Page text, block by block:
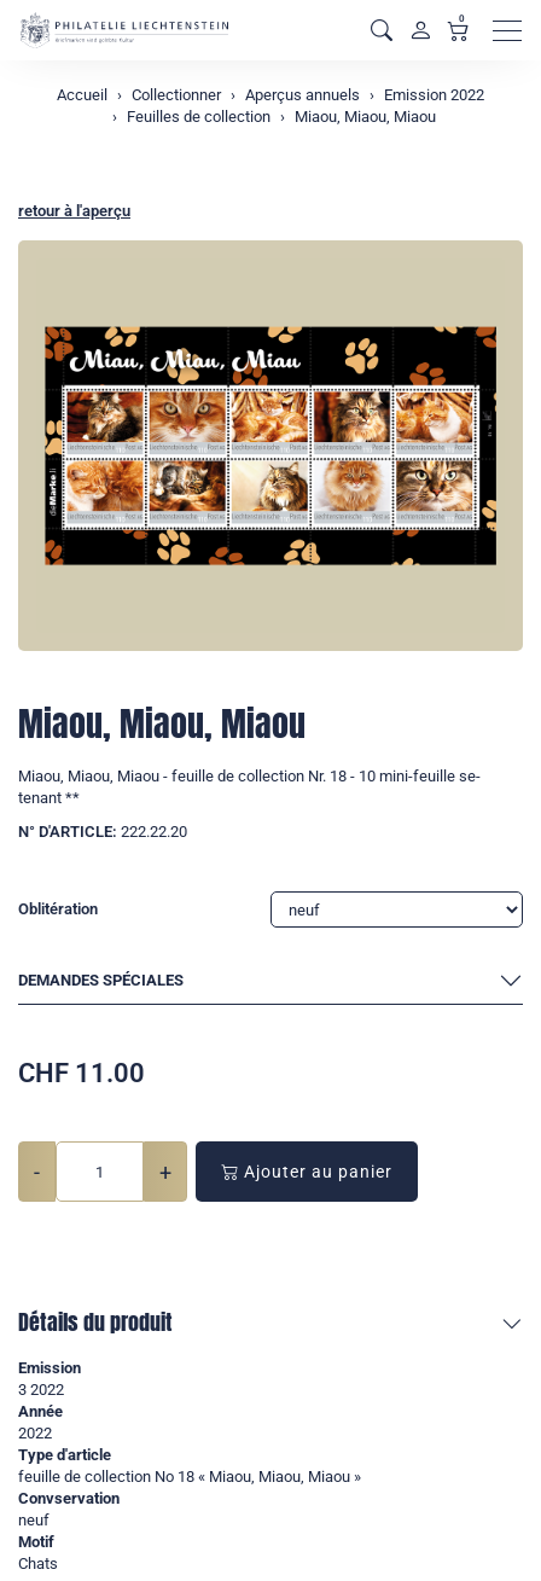
0
Accueil Collectionner Aperçus annuels
Emission 2022
Feuilles de collection
Miaou, Miaou, Miaou
retour à l'aperçu
Miaou, Miaou, Miaou
Miaou, Miaou, Miaou - feuille de collection Nr. 18 - 10 mini-feuille se-
tenant **
N° D'ARTICLE: 222.22.20
Oblitération
DEMANDES SPÉCIALES
CHF 11.00
- + Ajouter au panier
Détails du produit
Emission
3 2022
Année
2022
Type d'article
feuille de collection No 18 « Miaou, Miaou, Miaou »
Convservation
neuf
Motif
Chats